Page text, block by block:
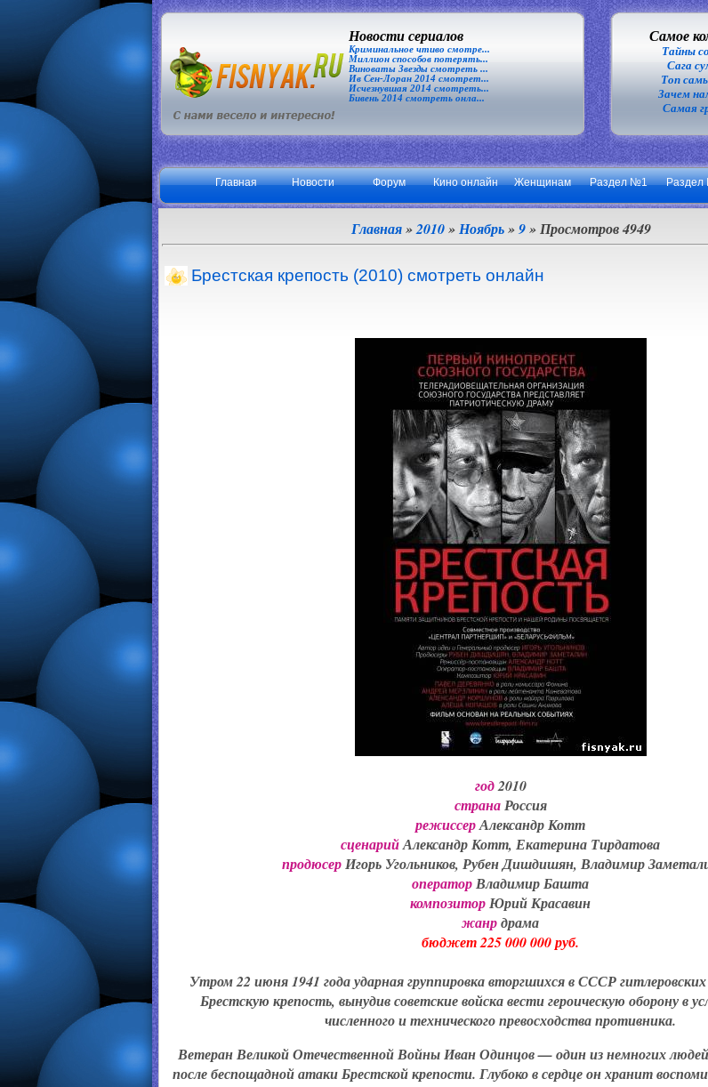
Новости сериалов
Криминальное чтиво смотре...
Миллион способов потерять...
Виноваты Звезды смотреть ...
Ив Сен-Лоран 2014 смотрет...
Исчезнувшая 2014 смотреть...
Бивень 2014 смотреть онла...
Самое
Тайны
Сага
Топ
Зачем
Самая
Главная Новости Форум Кино онлайн Женщинам Раздел №1
Главная»2010 » Ноябрь » 9» Просмотров 4949
Брестская крепость (2010) смотреть онлайн
год2010
странаРоссия
режиссерАлександр Котт
сценарийАлександр Котт, Екатерина Тирдатова
продюсерИгорь Угольников, Рубен Дишдишян, Владимир
операторВладимир Башта
композиторЮрий Красавин
жанрдрама
бюджет 225 000 000 руб.
Утром 22 июня 1941 года ударная группировка вторгшихся в СССР
Брестскую крепость, вынудив советские войска вести героическую оборону в
численного и технического превосходства противника.
Ветеран Великой Отечественной Войны Иван Одинцов — один из немногих
после беспощадной атаки Брестской крепости. Глубоко в сердце он хранит